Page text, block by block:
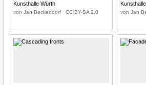
Kunsthalle Würth
von Jan Beckendorf · CC BY-SA 2.0 von Jan